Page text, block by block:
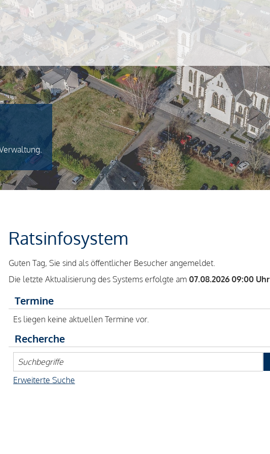
Ratsinfosystem
Guten Tag, Sie sind als öffentlicher Besucher angemeldet.
Die letzte Aktualisierung des Systems erfolgte am 07.08.2026 09:00 Uhr
Termine
Es liegen keine aktuellen Termine vor.
Recherche
Erweiterte Suche